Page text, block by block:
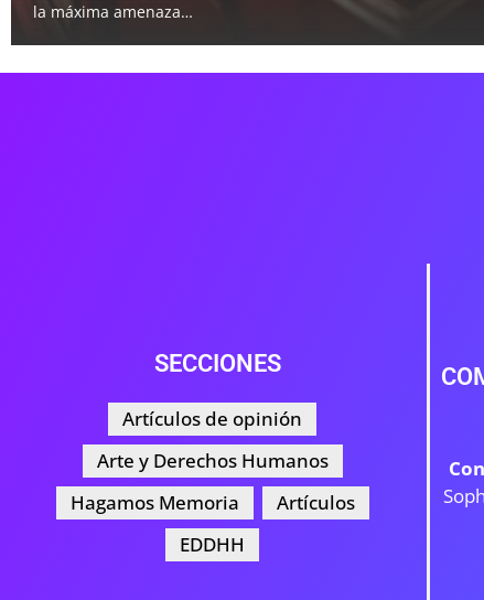
la máxima amenaza…
SECCIONES
Artículos de opinión
Arte y Derechos Humanos
Hagamos Memoria
Artículos
EDDHH